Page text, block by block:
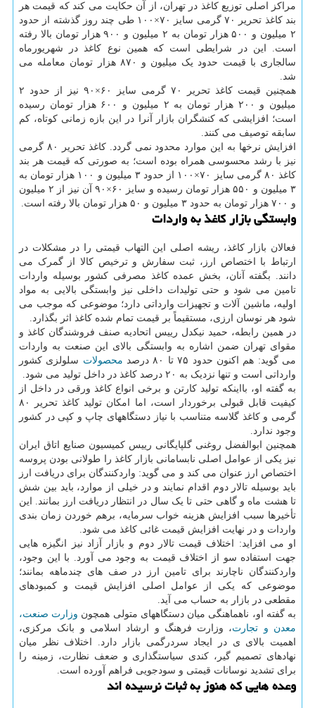
مراکز اصلی توزیع کاغذ در تهران، از آن حکایت می کند که قیمت هر
بند کاغذ تحریر ۷۰ گرمی سایز ۷۰×۱۰۰ طی چند روز گذشته از حدود
۲ میلیون و ۵۰۰ هزار تومان به ۲ میلیون و ۹۰۰ هزار تومان بالا رفته
است. این در شرایطی است که همین نوع کاغذ در شهریورماه
سالجاری با قیمت حدود یک میلیون و ۸۷۰ هزار تومان معامله می
شد.
همچنین قیمت کاغذ تحریر ۷۰ گرمی سایز ۶۰×۹۰ نیز از حدود ۲
میلیون و ۲۰۰ هزار تومان به ۲ میلیون و ۶۰۰ هزار تومان رسیده
است؛ افزایشی که کنشگران بازار آنرا در این بازه زمانی کوتاه، کم
سابقه توصیف می کنند.
افزایش نرخها به این موارد محدود نمی گردد. کاغذ تحریر ۸۰ گرمی
نیز با رشد محسوسی همراه بوده است؛ به صورتی که قیمت هر بند
کاغذ ۸۰ گرمی سایز ۷۰×۱۰۰ از حدود ۳ میلیون و ۱۰۰ هزار تومان به
۳ میلیون و ۵۵۰ هزار تومان رسیده و سایز ۶۰×۹۰ آن نیز از ۲ میلیون
و ۷۰۰ هزار تومان به حدود ۳ میلیون و ۵۰ هزار تومان بالا رفته است.
وابستگی بازار کاغذ به واردات
فعالان بازار کاغذ، ریشه اصلی این التهاب قیمتی را در مشکلات در
ارتباط با اختصاص ارز، ثبت سفارش و ترخیص کالا از گمرک می
دانند. بگفته آنان، بخش عمده کاغذ مصرفی کشور بوسیله واردات
تامین می شود و حتی تولیدات داخلی نیز وابستگی بالایی به مواد
اولیه، ماشین آلات و تجهیزات وارداتی دارد؛ موضوعی که موجب می
شود هر نوسان ارزی، مستقیماً بر قیمت تمام شده کاغذ اثر بگذارد.
در همین رابطه، حمید نیکدل رییس اتحادیه صنف فروشندگان کاغذ و
مقوای تهران ضمن اشاره به وابستگی بالای این صنعت به واردات
می گوید: هم اکنون حدود ۷۵ تا ۸۰ درصد
محصولات سلولزی کشور
وارداتی است و تنها نزدیک به ۲۰ درصد کاغذ در داخل تولید می شود.
به گفته او، بااینکه تولید کارتن و برخی انواع کاغذ ورقی در داخل از
کیفیت قابل قبولی برخوردار است، اما امکان تولید کاغذ تحریر ۸۰
گرمی و کاغذ گلاسه متناسب با نیاز دستگاههای چاپ و کپی در کشور
وجود ندارد.
همچنین ابوالفضل روغنی گلپایگانی رییس کمیسیون صنایع اتاق ایران
نیز یکی از عوامل اصلی نابسامانی بازار کاغذ را طولانی بودن پروسه
اختصاص ارز عنوان می کند و می گوید: واردکنندگان برای دریافت ارز
باید بوسیله تالار دوم اقدام نمایند و در خیلی از موارد، باید بین شش
تا هشت ماه و گاهی حتی تا یک سال در انتظار دریافت ارز بمانند. این
تأخیرها سبب افزایش هزینه خواب سرمایه، برهم خوردن زمان بندی
واردات و در نهایت افزایش قیمت غائی کاغذ می شود.
او می افزاید: اختلاف قیمت تالار دوم و بازار آزاد نیز انگیزه هایی
جهت استفاده سو از اختلاف قیمت به وجود می آورد. با این وجود،
واردکنندگان ناچارند برای تامین ارز در صف های چندماهه بمانند؛
موضوعی که یکی از عوامل اصلی افزایش قیمت و کمبودهای
مقطعی در بازار به حساب می آید.
به گفته او، ناهماهنگی میان دستگاههای متولی همچون وزارت صنعت،
معدن و تجارت، وزارت فرهنگ و ارشاد اسلامی و بانک مرکزی،
اهمیت بالای ی در ایجاد سردرگمی بازار دارد. اختلاف نظر میان
نهادهای تصمیم گیر، کندی سیاستگذاری و ضعف نظارت، زمینه را
برای تشدید نوسانات قیمتی و سودجویی فراهم آورده است.
وعده هایی که هنوز به ثبات نرسیده اند